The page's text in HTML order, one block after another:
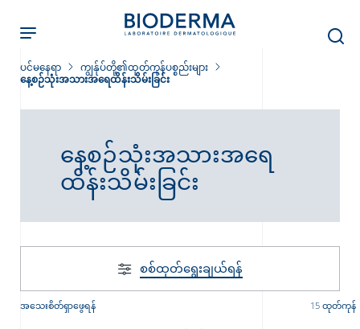
content
ပင်မနေရာ
ကျွန်ုပ်တို့၏ထုတ်ကုန်ပစ္စည်းများ
နေ့စဉ်သုံးအသားအရေထိန်းသိမ်းခြင်း
နေ့စဉ်သုံးအသားအရေ
ထိန်းသိမ်းခြင်း
စစ်ထုတ်‌ရွေးချယ်ရန်
အသေးစိတ်ရှာဖွေရန် 15 ထုတ်ကုန်